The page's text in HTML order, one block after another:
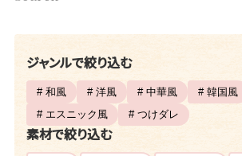
ジャンルで絞り込む
# 和風 # 洋風 # 中華風
# 韓国風
# エスニック風
# つけダレ
素材で絞り込む